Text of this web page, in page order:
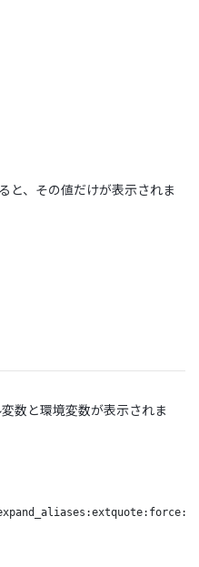
、その値だけが表示されま
数と環境変数が表示されま